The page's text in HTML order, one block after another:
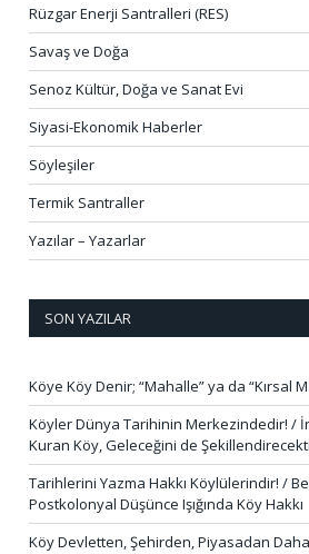
Rüzgar Enerji Santralleri (RES)
Savaş ve Doğa
Senoz Kültür, Doğa ve Sanat Evi
Siyasi-Ekonomik Haberler
Söyleşiler
Termik Santraller
Yazılar – Yazarlar
SON YAZILAR
Köye Köy Denir; “Mahalle” ya da “Kırsal
Köyler Dünya Tarihinin Merkezindedir! /
Kuran Köy, Geleceğini de
Tarihlerini Yazma Hakkı Köylülerindir! /
Postkolonyal Düşünce Işığında Köy Hakkı
Köy Devletten, Şehirden, Piyasadan